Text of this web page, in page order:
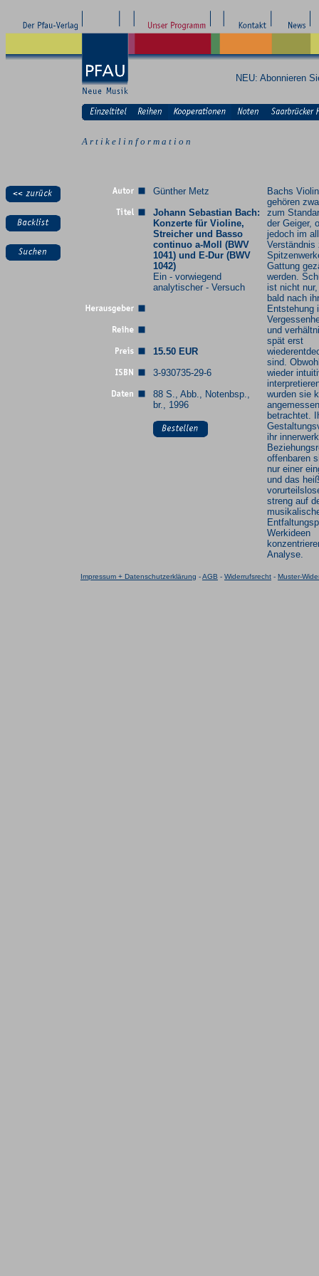
NEU: Abonnieren
A r t i k e l i n f o r m a t i o n
Günther Metz
Johann Sebastian Bach:
Konzerte für Violine,
Streicher und Basso
continuo a-Moll (BWV
1041) und E-Dur (BWV
1042)
Ein - vorwiegend
analytischer - Versuch
15.50 EUR
3-930735-29-6
88 S., Abb., Notenbsp.,
br., 1996
Bachs
gehören
zum
der Geiger,
jedoch im
Verständnis
Gattung
werden.
ist nicht
bald nach
Entstehung
und
spät erst
sind.
wieder
wurden sie
angemessen
betrachtet.
ihr
offenbaren
nur einer
und das
streng auf
Werkideen
Analyse.
Impressum + Datenschutzerklärung -AGB - Widerrufsrecht - Muster-